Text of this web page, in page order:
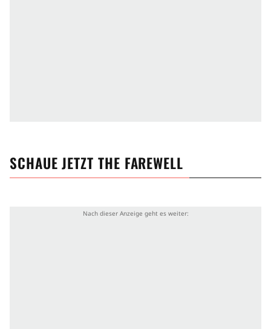
SCHAUE JETZT THE FAREWELL